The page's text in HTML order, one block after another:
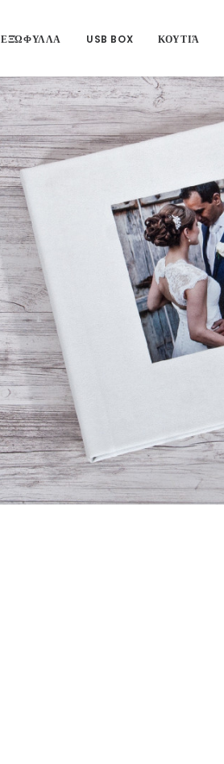
ΕΞΏΦΥΛΛΑ USB BOX ΚΟΥΤΙΆ